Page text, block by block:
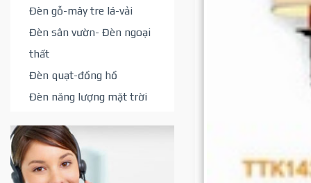
Đèn gỗ-mây tre lá-vải
Đèn sân vườn- Đèn ngoại
thất
Đèn quạt-đồng hồ
Đèn năng lượng mặt trời